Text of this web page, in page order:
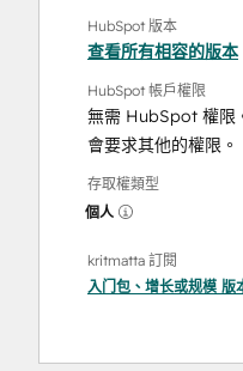
HubSpot 版本
查看所有相容的版本
HubSpot 帳戶權限
無需 HubSpot 權限
會要求其他的權限。
存取權類型
個人
kritmatta 訂閱
入门包 、 增长或规模 版